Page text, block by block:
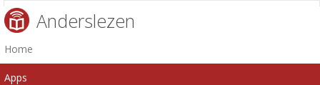
Anderslezen
Home
Apps